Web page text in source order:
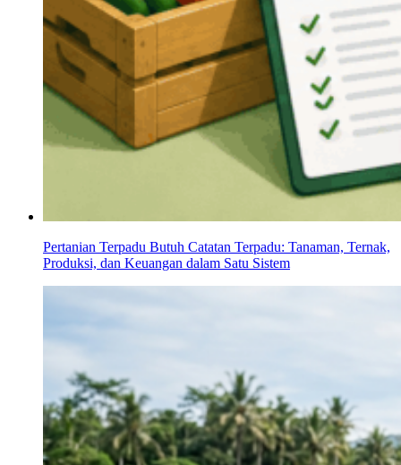
Pertanian Terpadu Butuh Catatan Terpadu: Tanaman, Ternak,
Produksi, dan Keuangan dalam Satu Sistem